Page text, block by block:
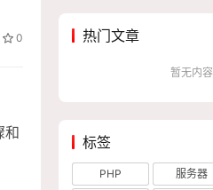
0
和
热门文章
暂无内容
标签
PHP 服务器